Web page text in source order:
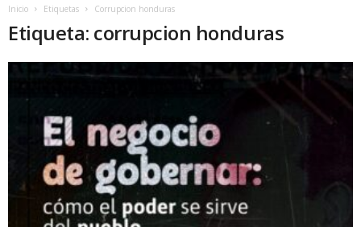
Inicio Etiquetas Corrupcion honduras
Etiqueta: corrupcion honduras